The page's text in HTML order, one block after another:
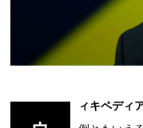
ィキペディ